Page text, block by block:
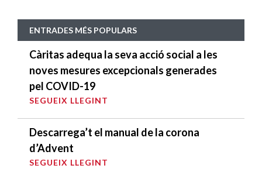
ENTRADES MÉS POPULARS
Càritas adequa la seva acció social a les
noves mesures excepcionals generades
pel COVID-19
SEGUEIX LLEGINT
Descarrega’t el manual de la corona
d’Advent
SEGUEIX LLEGINT